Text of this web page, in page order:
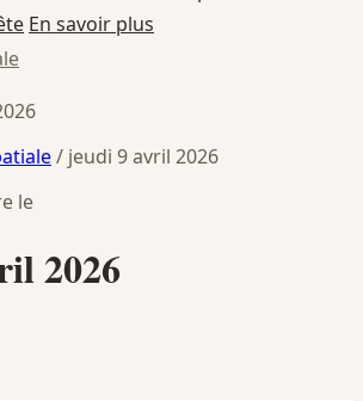
En savoir plus
/ jeudi 9 avril 2026
le
2026